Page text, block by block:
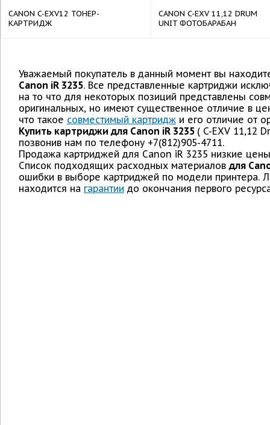
CANON C-EXV12 ТОНЕР-
КАРТРИДЖ
CANON C-EXV 11,12 DRUM
UNIT ФОТОБАРАБАН
Уважаемый покупатель в данный момент вы
Canon iR 3235. Все представленные картриджи
на то что для некоторых позиций представлены
оригинальных, но имеют существенное отличие в
что такое совместимый картридж и его отличие от
Купить картриджи для Canon iR 3235 ( C-EXV 11,12
позвонив нам по телефону +7(812)905-4711.
Продажа картриджей для Canon iR 3235 низкие
Список подходящих расходных материаловдля
ошибки в выборе картриджей по модели принтера.
находится на гарантии до окончания первого